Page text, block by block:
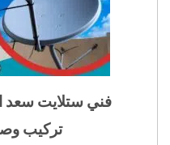
تركيب وصيانة